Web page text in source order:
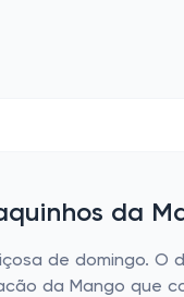
da
de domingo. O
da Mango que